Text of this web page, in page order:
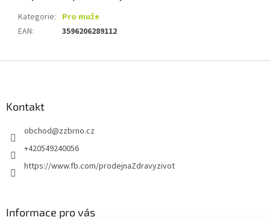
Kategorie: Pro muže
EAN: 3596206289112
Kontakt
obchod@zzbrno.cz
+420549240056
https://www.fb.com/prodejnaZdravyzivot
Informace pro vás